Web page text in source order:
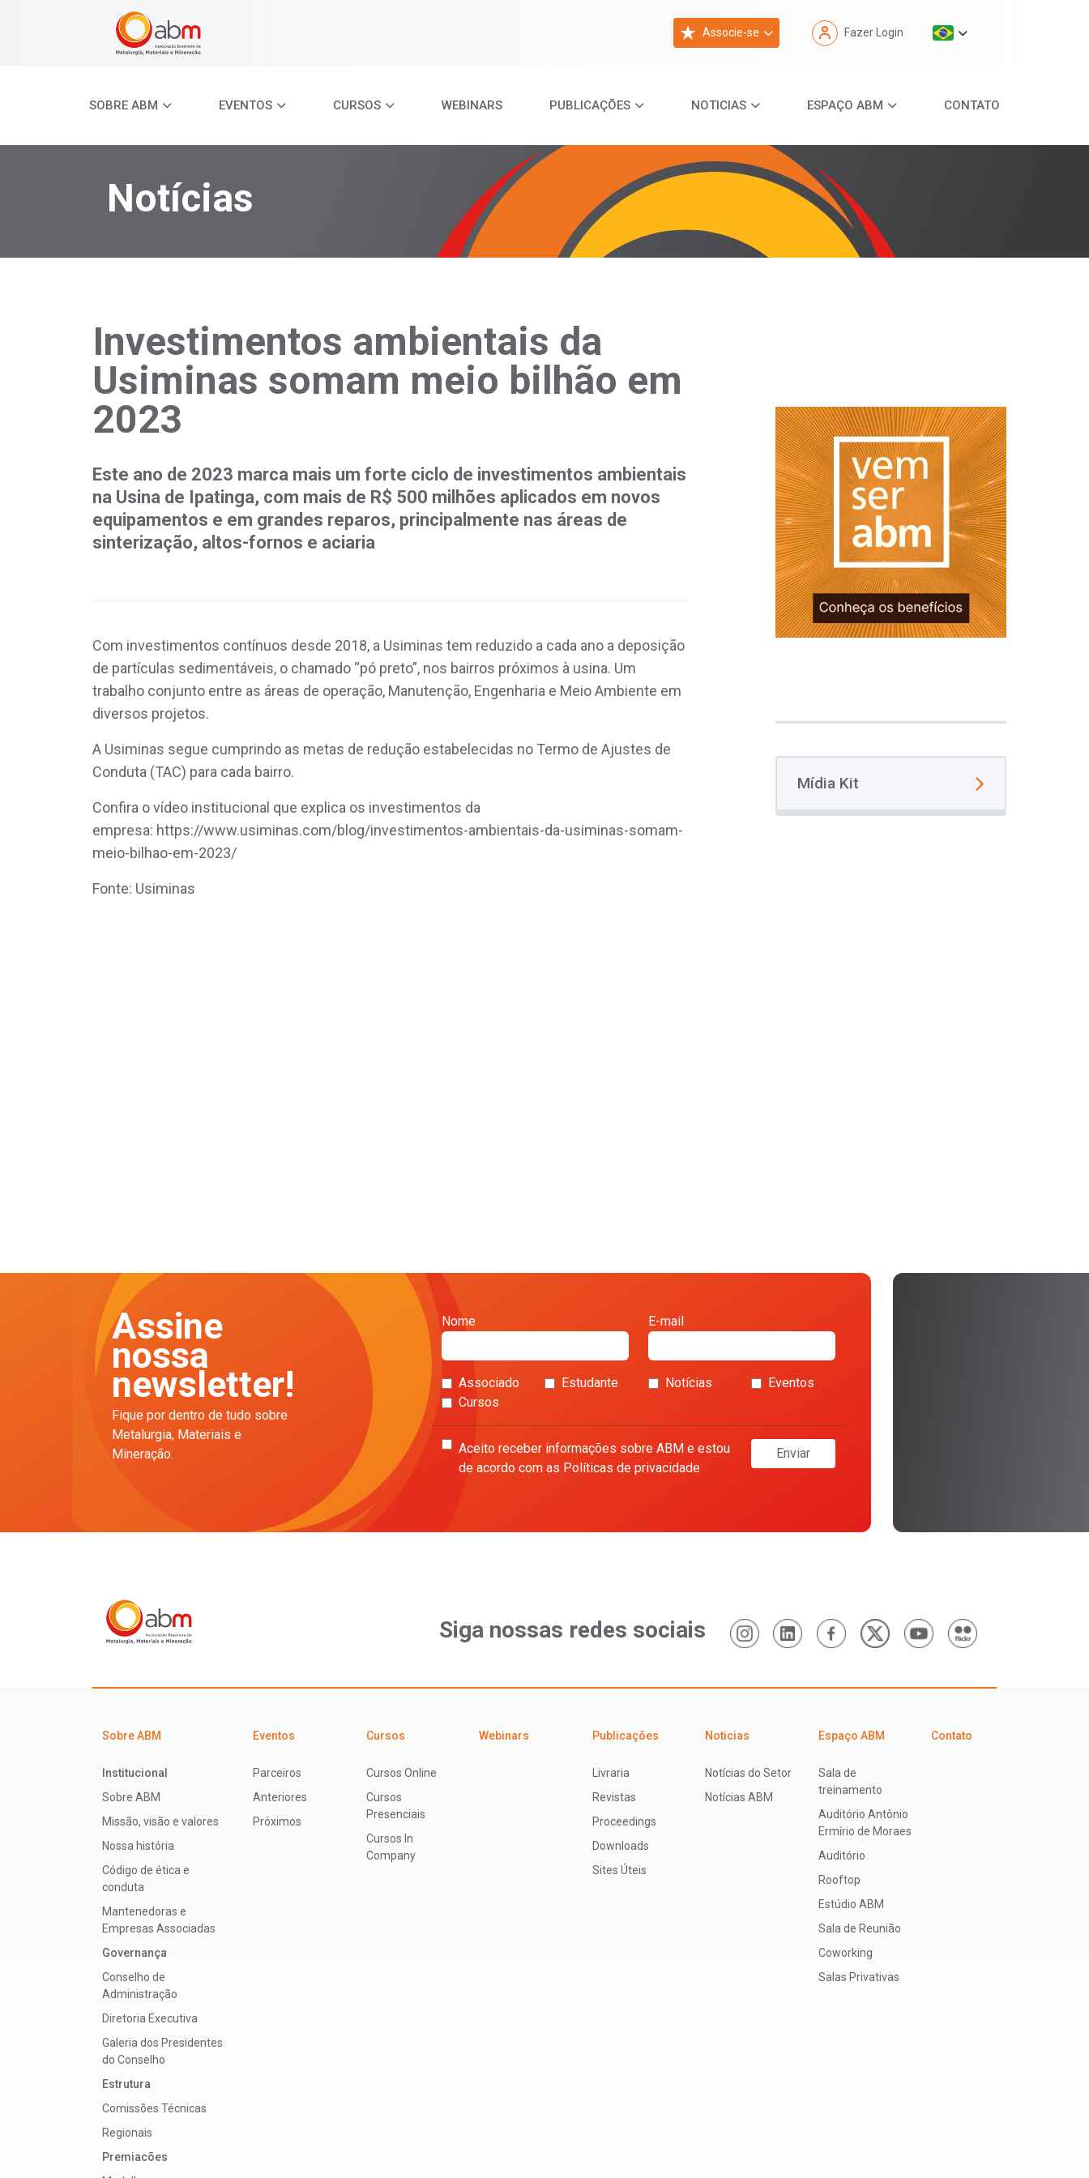
Associe-se Fazer Login
SOBRE ABM EVENTOS CURSOS WEBINARS PUBLICAÇÕES NOTICIAS ESPAÇO ABM CONTATO
Notícias
Investimentos ambientais da
Usiminas somam meio bilhão em
2023
Este ano de 2023 marca mais um forte ciclo de investimentos ambientais
na Usina de Ipatinga, com mais de R$ 500 milhões aplicados em novos
equipamentos e em grandes reparos, principalmente nas áreas de
sinterização, altos-fornos e aciaria
Com investimentos contínuos desde 2018, a Usiminas tem reduzido a cada ano a deposição
de partículas sedimentáveis, o chamado “pó preto”, nos bairros próximos à usina. Um
trabalho conjunto entre as áreas de operação, Manutenção, Engenharia e Meio Ambiente em
diversos projetos.
A Usiminas segue cumprindo as metas de redução estabelecidas no Termo de Ajustes de
Conduta (TAC) para cada bairro.
Confira o vídeo institucional que explica os investimentos da
empresa: https://www.usiminas.com/blog/investimentos-ambientais-da-usiminas-somam-
meio-bilhao-em-2023/
Fonte: Usiminas
Mídia Kit
Assine
nossa
newsletter!
Fique por dentro de tudo sobre
Metalurgia, Materiais e
Mineração.
Nome E-mail
Associado Estudante Notícias
Eventos
Cursos
Aceito receber informações sobre ABM e estou
de acordo com as Políticas de privacidade
Enviar
Siga nossas redes sociais
Sobre ABM
Institucional
Sobre ABM
Missão, visão e valores
Nossa história
Código de ética e
conduta
Mantenedoras e
Empresas Associadas
Governança
Conselho de
Administração
Diretoria Executiva
Galeria dos Presidentes
do Conselho
Estrutura
Comissões Técnicas
Regionais
Premiacões
Eventos
Parceiros
Anteriores
Próximos
Cursos
Cursos Online
Cursos
Presenciais
Cursos In
Company
Webinars Publicações
Livraria
Revistas
Proceedings
Downloads
Sites Úteis
Noticias
Notícias do Setor
Notícias ABM
Espaço ABM
Sala de
treinamento
Auditório Antônio
Ermírio de Moraes
Auditório
Rooftop
Estúdio ABM
Sala de Reunião
Coworking
Salas Privativas
Contato